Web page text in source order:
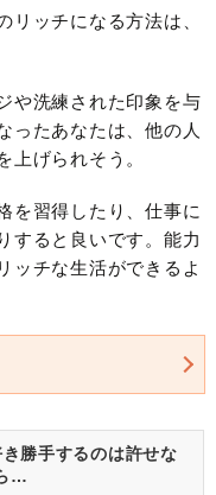
リッチになる方法は、
や洗練された印象を与
ったあなたは、他の人
上げられそう。
を習得したり、仕事に
すると良いです。能力
ッチな生活ができるよ
勝手するのは許せな
…